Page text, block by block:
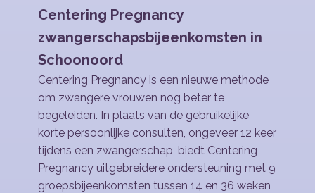
Centering Pregnancy
zwangerschapsbijeenkomsten in
Schoonoord
Centering Pregnancy is een nieuwe methode
om zwangere vrouwen nog beter te
begeleiden. In plaats van de gebruikelijke
korte persoonlijke consulten, ongeveer 12 keer
tijdens een zwangerschap, biedt Centering
Pregnancy uitgebreidere ondersteuning met 9
groepsbijeenkomsten tussen 14 en 36 weken